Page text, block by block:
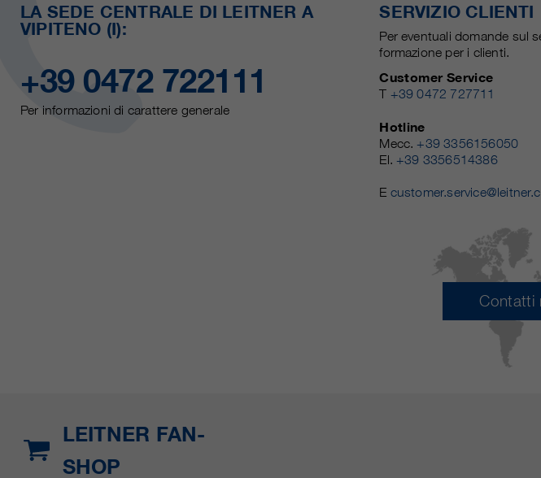
LA SEDE CENTRALE DI LEITNER A
VIPITENO (I):
+39 0472 722111
Per informazioni di carattere generale
SERVIZIO CLIENTI
Per eventuali domande sul
formazione per i clienti.
Customer Service
T +39 0472 727711
Hotline
Mecc. +39 3356156050
El. +39 3356514386
E
Contatti
LEITNER FAN-
SHOP